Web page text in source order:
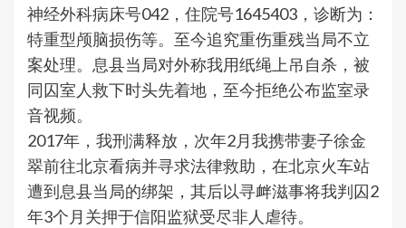
神经外科病床号042，住院号1645403，诊断为：
特重型颅脑损伤等。至今追究重伤重残当局不立
案处理。息县当局对外称我用纸绳上吊自杀，被
同囚室人救下时头先着地，至今拒绝公布监室录
音视频。
2017年，我刑满释放，次年2月我携带妻子徐金
翠前往北京看病并寻求法律救助，在北京火车站
遭到息县当局的绑架，其后以寻衅滋事将我判囚2
年3个月关押于信阳监狱受尽非人虐待。